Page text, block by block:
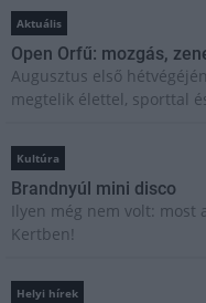
Aktuális
Open Orfű: mozgás,
Augusztus első
megtelik élettel, sporttal
Kultúra
Brandnyúl mini disco
Ilyen még nem volt: most
Kertben!
Helyi hírek